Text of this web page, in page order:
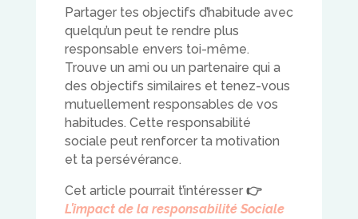
Partager tes objectifs d’habitude avec
quelqu’un peut te rendre plus
responsable envers toi-même.
Trouve un ami ou un partenaire qui a
des objectifs similaires et tenez-vous
mutuellement responsables de vos
habitudes. Cette responsabilité
sociale peut renforcer ta motivation
et ta persévérance.
Cet article pourrait t’intéresser 👉
L’impact de la responsabilité Sociale